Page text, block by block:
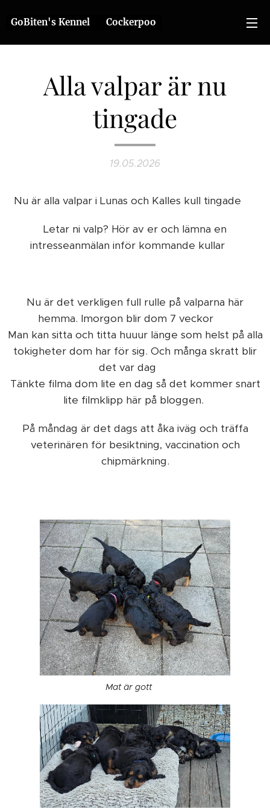
GoBiten's Kennel ❤️ Cockerpoo
Alla valpar är nu
tingade
19.05.2026
Nu är alla valpar i Lunas och Kalles kull tingade 🥰
Letar ni valp? Hör av er och lämna en
intresseanmälan inför kommande kullar 😊
Nu är det verkligen full rulle på valparna här
hemma. Imorgon blir dom 7 veckor ❤️
Man kan sitta och titta huuur länge som helst på alla
tokigheter dom har för sig. Och många skratt blir
det var dag 🤗
Tänkte filma dom lite en dag så det kommer snart
lite filmklipp här på bloggen.
På måndag är det dags att åka iväg och träffa
veterinären för besiktning, vaccination och
chipmärkning.
Mat är gott ❤️